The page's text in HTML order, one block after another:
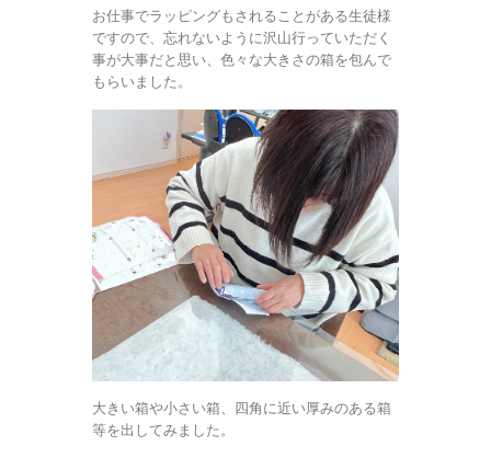
お仕事でラッピングもされることがある生徒様
ですので、忘れないように沢山行っていただく
事が大事だと思い、色々な大きさの箱を包んで
もらいました。
大きい箱や小さい箱、四角に近い厚みのある箱
等を出してみました。